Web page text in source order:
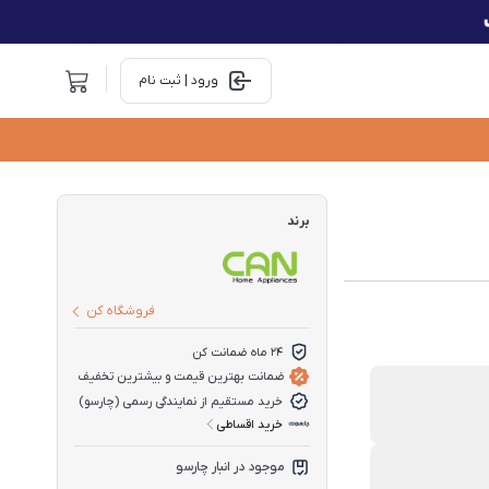
ورود | ثبت نام
برند
فروشگاه کن
24 ماه ضمانت کن
ضمانت بهترین قیمت و بیشترین تخفیف
خرید مستقیم از نمایندگی رسمی (چارسو)
خرید اقساطی
موجود در انبار چارسو